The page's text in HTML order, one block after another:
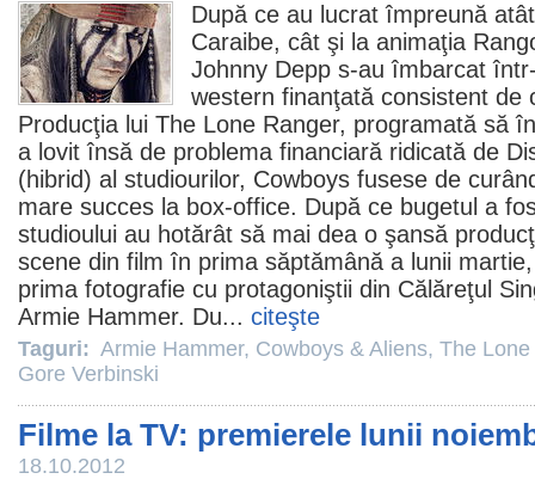
După ce au lucrat împreună
Caraibe, cât şi la animaţia
Johnny Depp s-au îmbarcat
western finanţată consistent de
Producţia lui The Lone Ranger, programată să
a lovit însă de problema financiară ridicată de
(hibrid) al studiourilor, Cowboys fusese de
mare succes la box-office. După ce bugetul a
studioului au hotărât să mai dea o şansă
scene din film în prima săptămână a lunii
prima fotografie cu protagoniştii din Călăreţul
Armie Hammer. Du... citeşte
Taguri: Armie Hammer, Cowboys & Aliens, The
Gore Verbinski
Filme la TV: premierele lunii
18.10.2012